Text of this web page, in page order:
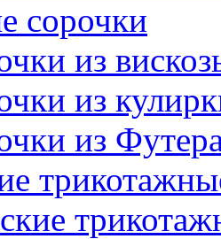
сорочки
из
из
из